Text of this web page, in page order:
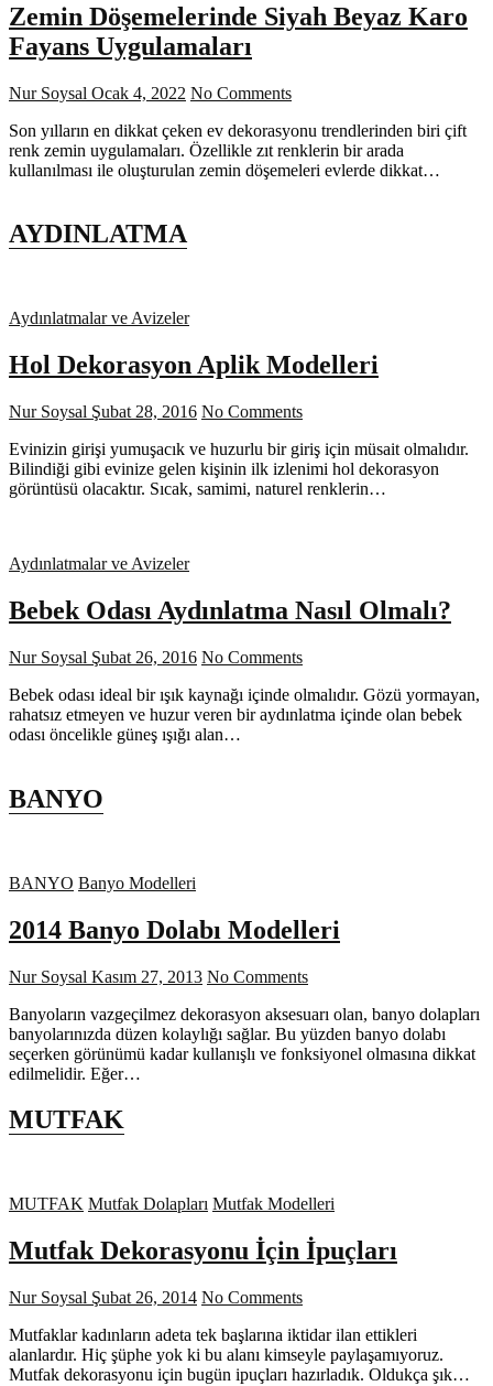
Zemin Döşemelerinde Siyah Beyaz Karo
Fayans Uygulamaları
Nur Soysal Ocak 4, 2022 No Comments
Son yılların en dikkat çeken ev dekorasyonu trendlerinden biri çift
renk zemin uygulamaları. Özellikle zıt renklerin bir arada
kullanılması ile oluşturulan zemin döşemeleri evlerde dikkat…
AYDINLATMA
Aydınlatmalar ve Avizeler
Hol Dekorasyon Aplik Modelleri
Nur Soysal Şubat 28, 2016 No Comments
Evinizin girişi yumuşacık ve huzurlu bir giriş için müsait olmalıdır.
Bilindiği gibi evinize gelen kişinin ilk izlenimi hol dekorasyon
görüntüsü olacaktır. Sıcak, samimi, naturel renklerin…
Aydınlatmalar ve Avizeler
Bebek Odası Aydınlatma Nasıl Olmalı?
Nur Soysal Şubat 26, 2016 No Comments
Bebek odası ideal bir ışık kaynağı içinde olmalıdır. Gözü yormayan,
rahatsız etmeyen ve huzur veren bir aydınlatma içinde olan bebek
odası öncelikle güneş ışığı alan…
BANYO
BANYO Banyo Modelleri
2014 Banyo Dolabı Modelleri
Nur Soysal Kasım 27, 2013 No Comments
Banyoların vazgeçilmez dekorasyon aksesuarı olan, banyo dolapları
banyolarınızda düzen kolaylığı sağlar. Bu yüzden banyo dolabı
seçerken görünümü kadar kullanışlı ve fonksiyonel olmasına dikkat
edilmelidir. Eğer…
MUTFAK
MUTFAK Mutfak Dolapları Mutfak Modelleri
Mutfak Dekorasyonu İçin İpuçları
Nur Soysal Şubat 26, 2014 No Comments
Mutfaklar kadınların adeta tek başlarına iktidar ilan ettikleri
alanlardır. Hiç şüphe yok ki bu alanı kimseyle paylaşamıyoruz.
Mutfak dekorasyonu için bugün ipuçları hazırladık. Oldukça şık…